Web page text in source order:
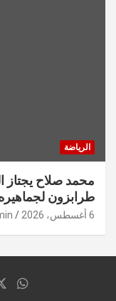
الرياضة
محمد صلاح
طرابزون
6 أغسطس، 2026